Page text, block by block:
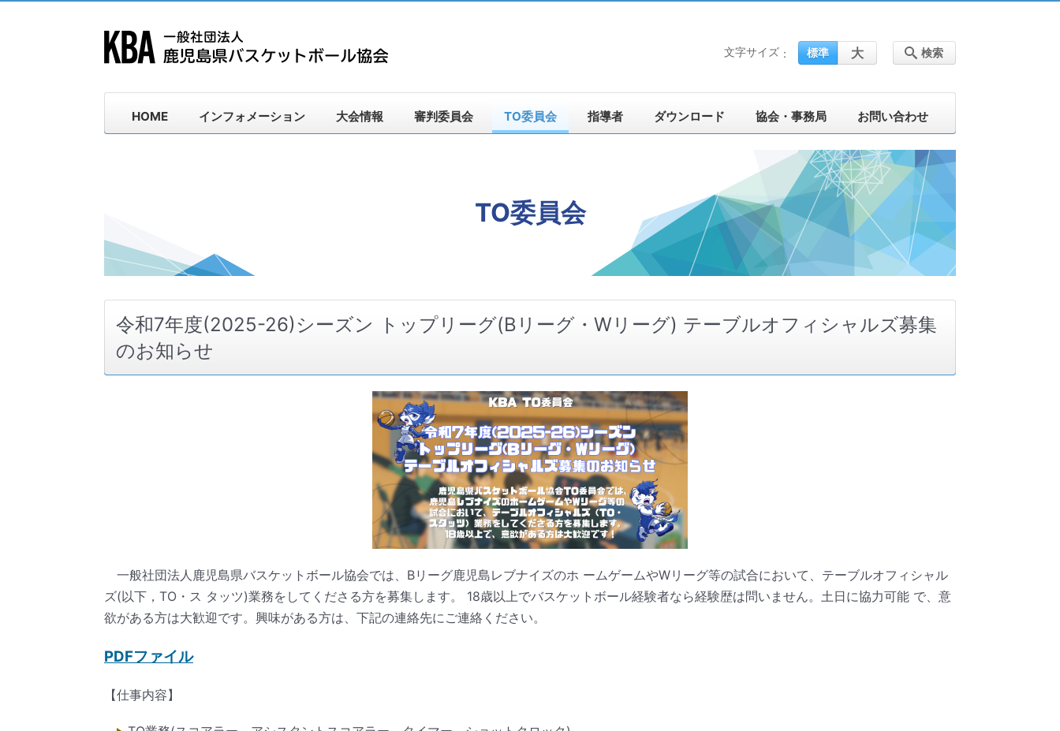
HOME インフォメーション 大会情報 審判委員会 TO委員会 指導者 ダウンロード 協会・事務局 お問い合わせ
検索
文字サイズ 標準 大
TO委員会
令和7年度(2025-26)シーズン トップリーグ(Bリーグ・Wリーグ) テーブルオフィシャルズ募集
のお知らせ
一般社団法人鹿児島県バスケットボール協会では、Bリーグ鹿児島レブナイズのホ ームゲームやWリーグ等の試合において、テーブルオフィシャル
ズ(以下，TO・ス タッツ)業務をしてくださる方を募集します。 18歳以上でバスケットボール経験者なら経験歴は問いません。土日に協力可能 で、意
欲がある方は大歓迎です。興味がある方は、下記の連絡先にご連絡ください。
PDFファイル
【仕事内容】